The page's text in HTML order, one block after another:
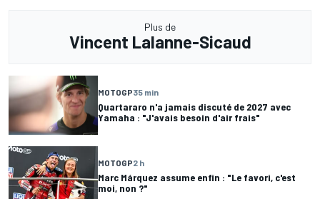
Plus de
Vincent Lalanne-Sicaud
MOTOGP35 min
Quartararo n'a jamais discuté de 2027 avec
Yamaha : "J'avais besoin d'air frais"
MOTOGP2 h
Marc Márquez assume enfin : "Le favori, c'est
moi, non ?"